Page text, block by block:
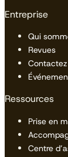
Entreprise
Qui
Revues
Ressources
Prise en
Centre